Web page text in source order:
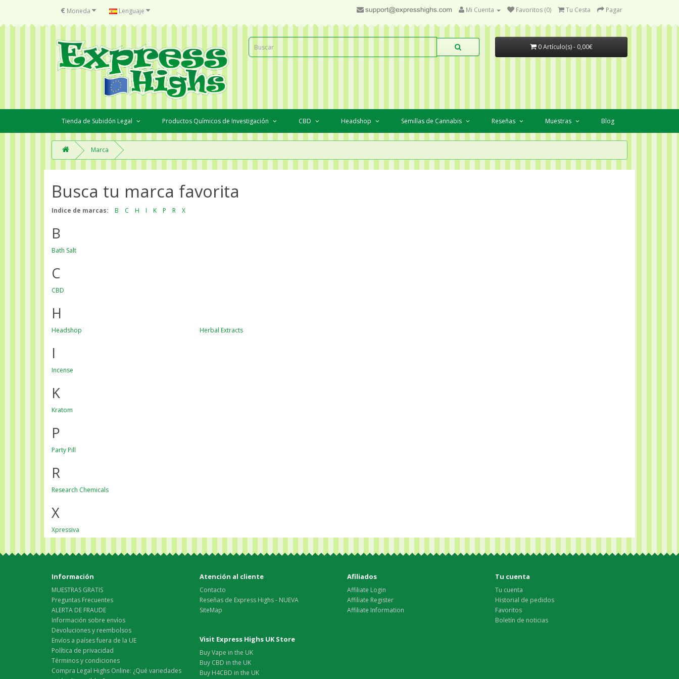
€ Moneda Lenguaje Mi Cuenta Favoritos (0) Tu Cesta Pagar
0 Artículo(s) - 0,00€
Tienda de Subidón Legal Productos Químicos de Investigación CBD Headshop Semillas de Cannabis Reseñas Muestras Blog
Marca
Busca tu marca favorita
Indice de marcas: B C H I K P R X
B
Bath Salt
C
CBD
H
Headshop Herbal Extracts
I
Incense
K
Kratom
P
Party Pill
R
Research Chemicals
X
Xpressiva
Información
MUESTRAS GRATIS
Preguntas Frecuentes
ALERTA DE FRAUDE
Información sobre envíos
Devoluciones y reembolsos
Envíos a países fuera de la UE
Política de privacidad
Términos y condiciones
Compra Legal Highs Online: ¿Qué variedades
Atención al cliente
Contacto
Reseñas de Express Highs - NUEVA
SiteMap
Afiliados
Affiliate Login
Affiliate Register
Affiliate Information
Tu cuenta
Tu cuenta
Historial de pedidos
Favoritos
Boletín de noticias
Visit Express Highs UK Store
Buy Vape in the UK
Buy CBD in the UK
Buy H4CBD in the UK